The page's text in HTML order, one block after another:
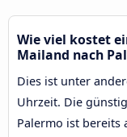
Wie viel kostet
Mailand nach
Dies ist unter
Uhrzeit. Die
Palermo ist bereits